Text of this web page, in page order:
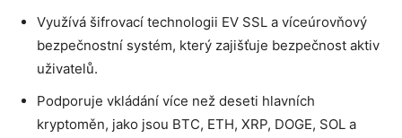
Využívá šifrovací technologii EV SSL a víceúrovňový
bezpečnostní systém, který zajišťuje bezpečnost aktiv
uživatelů.
Podporuje vkládání více než deseti hlavních
kryptoměn, jako jsou BTC, ETH, XRP, DOGE, SOL a